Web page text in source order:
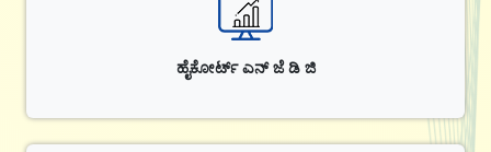
ಹೈಕೋರ್ಟ್ ಎನ್ ಜೆ ಡಿ ಜಿ